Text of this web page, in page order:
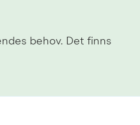
behov. Det finns